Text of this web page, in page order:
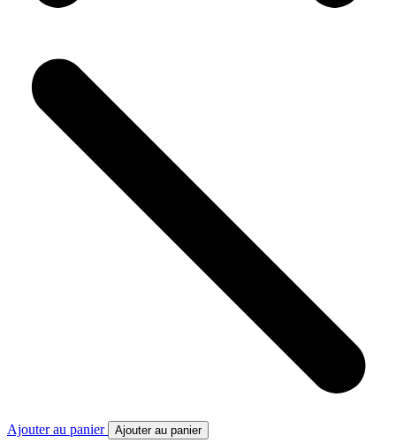
Ajouter au panier Ajouter au panier